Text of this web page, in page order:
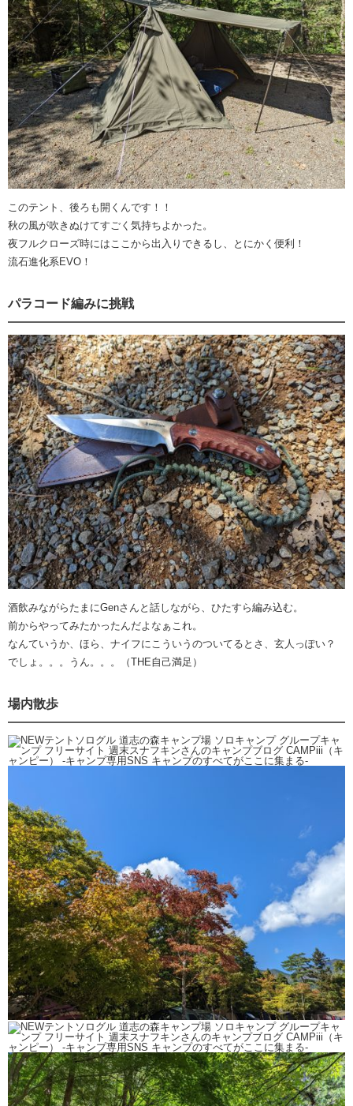
このテント、後ろも開くんです！！
秋の風が吹きぬけてすごく気持ちよかった。
夜フルクローズ時にはここから出入りできるし、とにかく便利！
流石進化系EVO！
パラコード編みに挑戦
酒飲みながらたまにGenさんと話しながら、ひたすら編み込む。
前からやってみたかったんだよなぁこれ。
なんていうか、ほら、ナイフにこういうのついてるとさ、玄人っぽい？
でしょ。。。うん。。。（THE自己満足）
場内散歩